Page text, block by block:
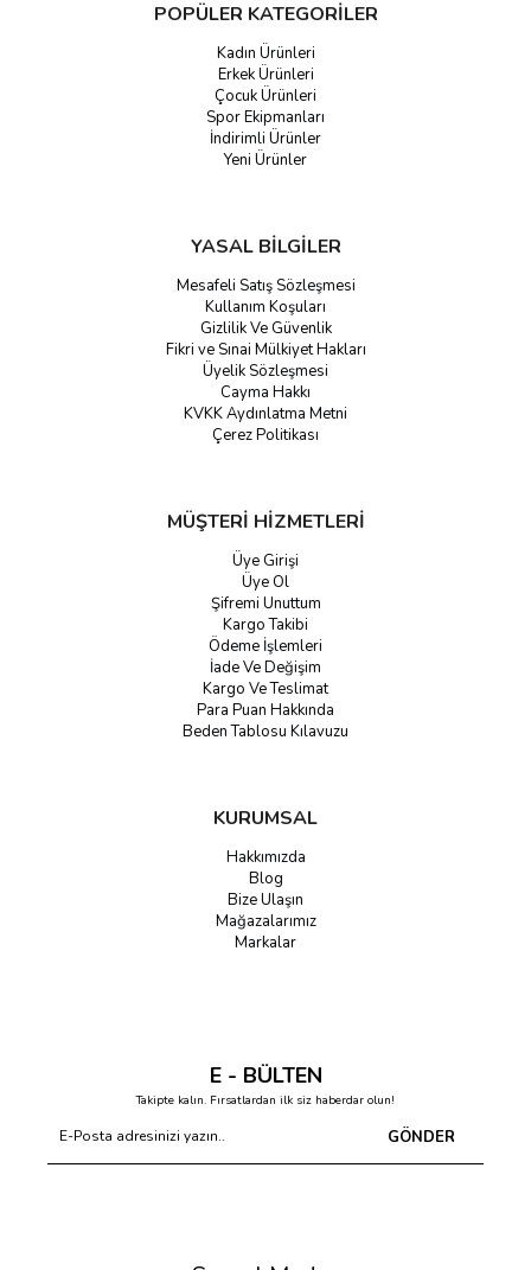
POPÜLER KATEGORİLER
Kadın Ürünleri
Erkek Ürünleri
Çocuk Ürünleri
Spor Ekipmanları
İndirimli Ürünler
Yeni Ürünler
YASAL BİLGİLER
Mesafeli Satış Sözleşmesi
Kullanım Koşuları
Gizlilik Ve Güvenlik
Fikri ve Sınai Mülkiyet Hakları
Üyelik Sözleşmesi
Cayma Hakkı
KVKK Aydınlatma Metni
Çerez Politikası
MÜŞTERİ HİZMETLERİ
Üye Girişi
Üye Ol
Şifremi Unuttum
Kargo Takibi
Ödeme İşlemleri
İade Ve Değişim
Kargo Ve Teslimat
Para Puan Hakkında
Beden Tablosu Kılavuzu
KURUMSAL
Hakkımızda
Blog
Bize Ulaşın
Mağazalarımız
Markalar
E - BÜLTEN
Takipte kalın. Fırsatlardan ilk siz haberdar olun!
GÖNDER